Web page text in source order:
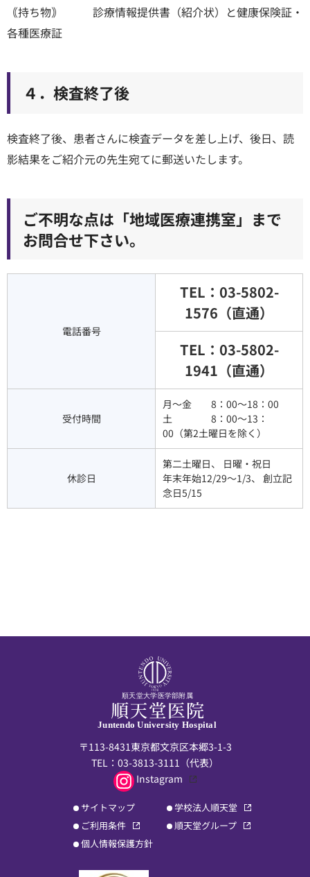
｟持ち物｠ 診療情報提供書（紹介状）と健康保険証・
各種医療証
４．検査終了後
検査終了後、患者さんに検査データを差し上げ、後日、読
影結果をご紹介元の先生宛てに郵送いたします。
ご不明な点は「地域医療連携室」まで
お問合せ下さい。
電話番号
TEL：03-5802-
1576（直通）
TEL：03-5802-
1941（直通）
受付時間
月〜金 8：00〜18：00
土 8：00〜13：
00（第2土曜日を除く）
休診日
第二土曜日、 日曜・祝日
年末年始12/29～1/3、 創立記
念日5/15
順天堂大学医学部附属
Juntendo University Hospital
〒113-8431東京都文京区本郷3-1-3
TEL： 03-3813-3111 （代表）
Instagram
サイトマップ
ご利用条件
個人情報保護方針
学校法人順天堂
順天堂グループ